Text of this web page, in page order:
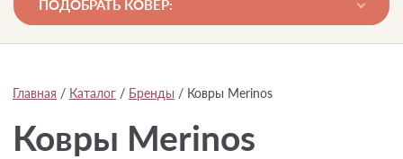
ПОДОБРАТЬ КОВЕР:
Главная / Каталог / Бренды / Ковры Merinos
Ковры Merinos